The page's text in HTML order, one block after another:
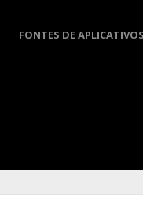
FONTES DE APLICATIVOS